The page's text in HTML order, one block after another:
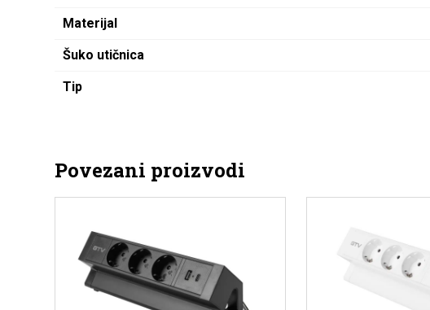
Materijal
Šuko utičnica
Tip
Povezani proizvodi